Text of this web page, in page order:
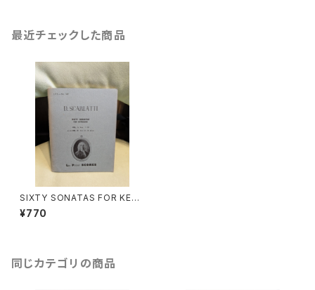
最近チェックした商品
SIXTY SONATAS FOR KEYB
OAD vol Ⅱ:Nos31-60【著
者：D.SCALLATTI】出版社：LE
¥770
同じカテゴリの商品